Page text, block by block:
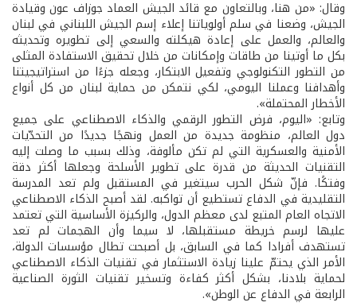
وقال: «من هنا، وبالتعاون مع قائد الجيش العماد جوزاف عون وقيادة
الجيش، وضعنا في سلم أولوياتنا إعلاء إسم الجيش اللبناني في لبنان
والعالم، والعمل على إعادة هيكلته والسعي إلى تطويره وتحديثه
بكل ما أوتينا من طاقات وإمكانات من خلال تحقيق الاستفادة المثلى
من التطور التكنولوجي وتفعيل الابتكار، وجعله جزءًا من استراتيجيتنا
وأهدافنا وعملنا اليومي، لكي نتمكن من حماية لبنان من كل أنواع
الأخطار المحتملة».
وتابع: «اليوم، فرض التطور الرقمي والذكاء الاصطناعي على جميع
دول العالم، منظومة جديدة من العمل ونهجًا جديدًا من التحدّيات
الأمنية والعسكرية التي لم تكن مألوفة، وذلك بسبب ما وصلت إليه
التقنيات الحديثة من قدرة على تطوير الأسلحة وجعلها أكثر دقة
وفتكًا. فإنّ شكل الحرب سيتغير في المستقبل ولم تعد المدرسة
التقليدية في الدفاع تستطيع أن تواكبه. لقد أصبح الذكاء الاصطناعي
الاتجاه العام المتبع لدى معظم الدول، والركيزة الأساسية التي تعتمد
عليها لرسم خريطة مستقبلها، لا سيما وأن الهجمات لم تعد
تستهدف أفرادا كما في السابق، بل أصبحت تطال مؤسسات الدولة،
الأمر الذي يحتمّ علينا زيادة الاستثمار في تقنيات الذكاء الاصطناعي
لحماية بلادنا، بشكل أكثر كفاءة وتسخير تقنيات الثورة الصناعية
الرابعة في الدفاع عن الوطن».